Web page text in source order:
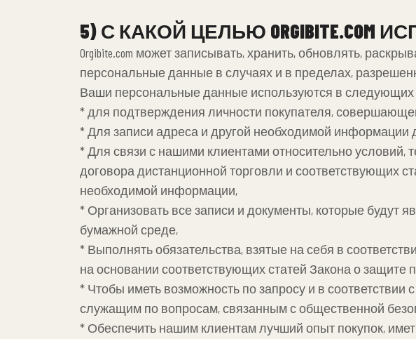
5) С КАКОЙ ЦЕЛЬЮ
Orgibite.com может записывать, хранить, обновлять,
персональные данные в случаях и в пределах,
Ваши персональные данные используются в следующих
* для подтверждения личности покупателя,
* Для записи адреса и другой необходимой информации
* Для связи с нашими клиентами относительно
договора дистанционной торговли и соответствующих
необходимой информации,
* Организовать все записи и документы, которые будут
бумажной среде,
* Выполнять обязательства, взятые на себя в
на основании соответствующих статей Закона о защите
* Чтобы иметь возможность по запросу и в
служащим по вопросам, связанным с общественной
* Обеспечить нашим клиентам лучший опыт покупок,